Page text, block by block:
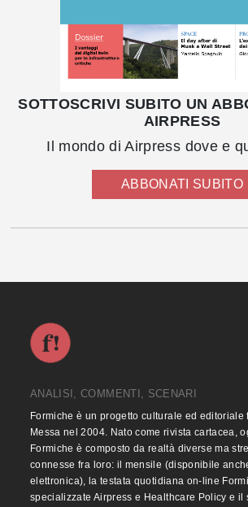
SOTTOSCRIVI SUBITO UN
AIRPRESS
Il mondo di Airpress dove e
ABBONATI SUBITO
ANALISI, COMMENTI, SCENARI
Formiche è un progetto culturale ed editoriale
Messa nel 2004. Nato come rivista cartacea,
Formiche è composto da realtà diverse ma
connesse fra loro: il mensile (disponibile
elettronica), la testata quotidiana on-line
specializzate Airpress e Healthcare Policy e il